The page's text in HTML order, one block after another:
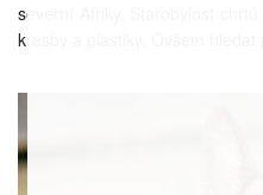
severní Afriky. Starobylost
kresby a plastiky. Ovšem hledat